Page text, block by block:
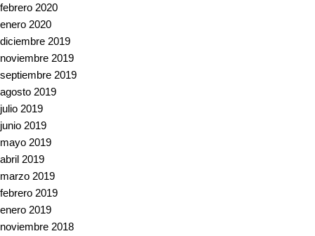
febrero 2020
enero 2020
diciembre 2019
noviembre 2019
septiembre 2019
agosto 2019
julio 2019
junio 2019
mayo 2019
abril 2019
marzo 2019
febrero 2019
enero 2019
noviembre 2018